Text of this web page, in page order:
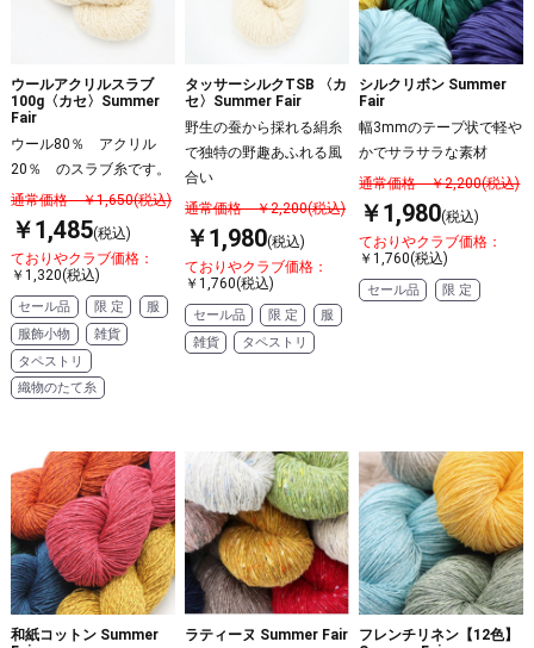
ウールアクリルスラブ
100g〈カセ〉Summer
Fair
ウール80％ アクリル
20％ のスラブ糸です。
通常価格 ￥1,650(税込)
￥1,485(税込)
ておりやクラブ価格：
￥1,320(税込)
セール品 限 定
服
服飾小物
雑貨
タペストリ
織物のたて糸
タッサーシルクTSB 〈カ
セ〉Summer Fair
野生の蚕から採れる絹糸
で独特の野趣あふれる風
合い
通常価格 ￥2,200(税込)
￥1,980(税込)
ておりやクラブ価格：
￥1,760(税込)
セール品 限 定
服
雑貨
タペストリ
シルクリボン Summer
Fair
幅3mmのテープ状で軽や
かでサラサラな素材
通常価格 ￥2,200(税込)
￥1,980(税込)
ておりやクラブ価格：
￥1,760(税込)
セール品 限 定
和紙コットン Summer
ラティーヌ Summer Fair
フレンチリネン【12色】